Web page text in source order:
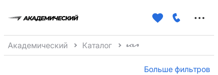
Академический Каталог
Больше фильтров